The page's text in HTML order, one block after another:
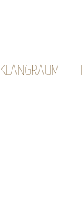
KLANGRAUM